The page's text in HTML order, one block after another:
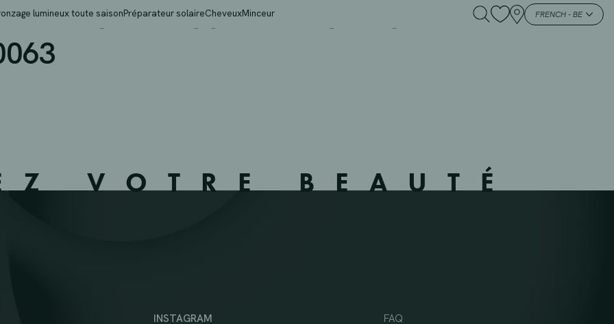
lumineux toute saisonPréparateur solaireCheveuxMinceur FRENCH - BE
– WASSERBILLIG – LU10006 –
VOTRE BEAUTÉ
INSTAGRAM
FAQ